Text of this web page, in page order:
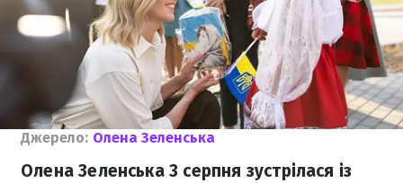
Джерело: Олена Зеленська
Олена Зеленська 3 серпня зустрілася із